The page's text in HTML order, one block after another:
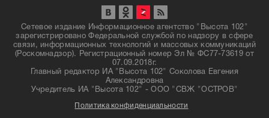
Сетевое издание Информационное агентство "Высота 102"
зарегистрировано Федеральной службой по надзору в сфере
связи, информационных технологий и массовых коммуникаций
(Роскомнадзор). Регистрационный номер Эл № ФС77-73619 от
07.09.2018г.
Главный редактор ИА "Высота 102" Соколова Евгения
Александровна
Учредитель ИА "Высота 102" - ООО "СВЖ "ОСТРОВ"
Политика конфиденциальности